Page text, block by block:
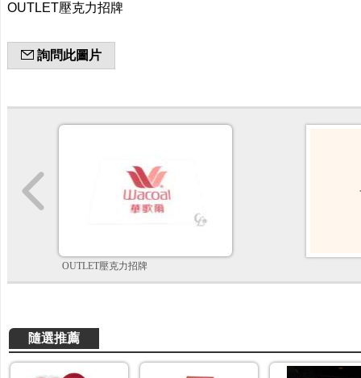
OUTLET壓克力招牌
詢問此圖片
OUTLET壓克力招牌
隨選推薦